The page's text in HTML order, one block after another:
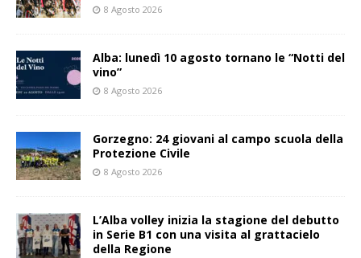
8 Agosto 2026
Alba: lunedì 10 agosto tornano le “Notti del
vino”
8 Agosto 2026
Gorzegno: 24 giovani al campo scuola della
Protezione Civile
8 Agosto 2026
L’Alba volley inizia la stagione del debutto
in Serie B1 con una visita al grattacielo
della Regione